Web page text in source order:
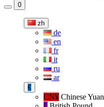
0
zh
de
en
fr
it
ru
ar
€
CN¥ Chinese Yuan